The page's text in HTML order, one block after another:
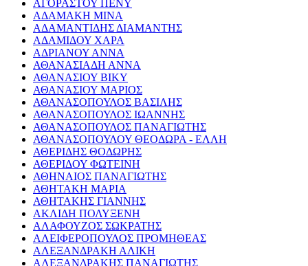
ΑΓΟΡΑΣΤΟΥ ΠΕΝΥ
ΑΔΑΜΑΚΗ ΜΙΝΑ
ΑΔΑΜΑΝΤΙΔΗΣ ΔΙΑΜΑΝΤΗΣ
ΑΔΑΜΙΔΟΥ ΧΑΡΑ
ΑΔΡΙΑΝΟΥ ΑΝΝΑ
ΑΘΑΝΑΣΙΑΔΗ ΑΝΝΑ
ΑΘΑΝΑΣΙΟΥ ΒΙΚΥ
ΑΘΑΝΑΣΙΟΥ ΜΑΡΙΟΣ
ΑΘΑΝΑΣΟΠΟΥΛΟΣ ΒΑΣΙΛΗΣ
ΑΘΑΝΑΣΟΠΟΥΛΟΣ ΙΩΑΝΝΗΣ
ΑΘΑΝΑΣΟΠΟΥΛΟΣ ΠΑΝΑΓΙΩΤΗΣ
ΑΘΑΝΑΣΟΠΟΥΛΟΥ ΘΕΟΔΩΡΑ - ΕΛΛΗ
ΑΘΕΡΙΔΗΣ ΘΟΔΩΡΗΣ
ΑΘΕΡΙΔΟΥ ΦΩΤΕΙΝΗ
ΑΘΗΝΑΙΟΣ ΠΑΝΑΓΙΩΤΗΣ
ΑΘΗΤΑΚΗ ΜΑΡΙΑ
ΑΘΗΤΑΚΗΣ ΓΙΑΝΝΗΣ
ΑΚΛΙΔΗ ΠΟΛΥΞΕΝΗ
ΑΛΑΦΟΥΖΟΣ ΣΩΚΡΑΤΗΣ
ΑΛΕΙΦΕΡΟΠΟΥΛΟΣ ΠΡΟΜΗΘΕΑΣ
ΑΛΕΞΑΝΔΡΑΚΗ ΑΛΙΚΗ
ΑΛΕΞΑΝΔΡΑΚΗΣ ΠΑΝΑΓΙΩΤΗΣ